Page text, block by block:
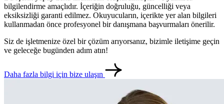
English
bilgilendirme amaçlıdır. İçeriğin doğruluğu, güncelliği veya
eksiksizliği garanti edilmez. Okuyucuların, içerikte yer alan bilgileri
kullanmadan önce profesyonel bir danışmana başvurmaları önerilir.
Siz de işletmenize özel bir çözüm arıyorsanız, bizimle iletişime geçin
ve geleceğe bugünden adım atın!
Daha fazla bilgi için bize ulaşın